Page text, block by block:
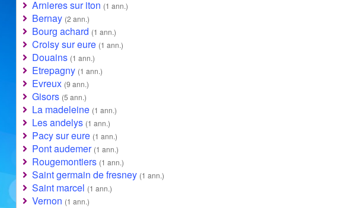
Arnieres sur iton (1 ann.)
Bernay (2 ann.)
Bourg achard (1 ann.)
Croisy sur eure (1 ann.)
Douains (1 ann.)
Etrepagny (1 ann.)
Evreux (9 ann.)
Gisors (5 ann.)
La madeleine (1 ann.)
Les andelys (1 ann.)
Pacy sur eure (1 ann.)
Pont audemer (1 ann.)
Rougemontiers (1 ann.)
Saint germain de fresney (1 ann.)
Saint marcel (1 ann.)
Vernon (1 ann.)